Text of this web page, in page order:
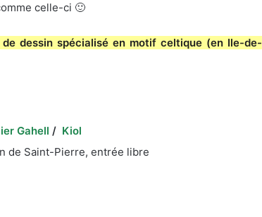
celle-ci 🙂
dessin spécialisé en motif celtique (en Ile-de-
Gahell / Kiol
de Saint-Pierre, entrée libre